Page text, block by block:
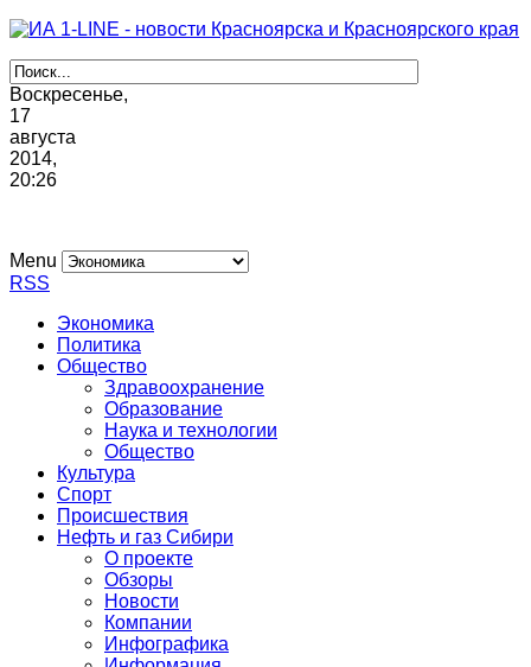
Воскресенье,
17
августа
2014,
20:26
Menu
RSS
Экономика
Политика
Общество
Здравоохранение
Образование
Наука и технологии
Общество
Культура
Спорт
Происшествия
Нефть и газ Сибири
О проекте
Обзоры
Новости
Компании
Инфографика